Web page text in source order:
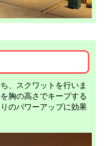
、スクワットを行いま
胸の高さでキープする
のパワーアップに効果